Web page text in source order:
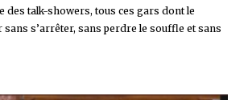
des talk-showers, tous ces gars dont le
sans s’arrêter, sans perdre le souffle et sans